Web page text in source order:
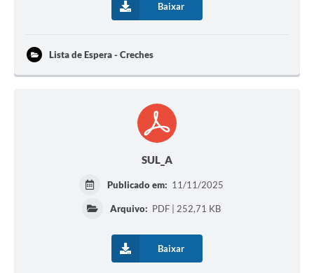
Baixar
Lista de Espera - Creches
SUL_A
Publicado em: 11/11/2025
Arquivo: PDF | 252,71 KB
Baixar